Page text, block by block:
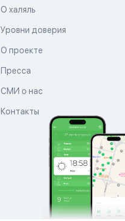
О халяль
Уровни доверия
О проекте
Пресса
СМИ о нас
Контакты